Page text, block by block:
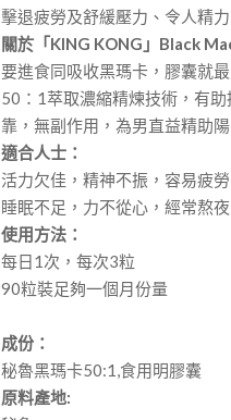
擊退疲勞及舒緩壓力、令人精
關於「KING KONG」Black
要進食同吸收黑瑪卡，膠囊就
50：1萃取濃縮精煉技術，有
靠，無副作用，為男直益精助
適合人士：
活力欠佳，精神不振，容易疲勞
睡眠不足，力不從心，經常熬
使用方法：
每日1次，每次3粒
90粒裝足夠一個月份量
成份：
秘魯黑瑪卡50:1,食用明膠囊
原料產地: